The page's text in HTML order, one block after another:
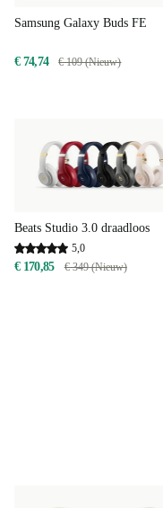
Samsung Galaxy Buds FE
€ 74,74 € 109 (Nieuw)
Beats Studio 3.0 draadloos
5,0
€ 170,85 € 349 (Nieuw)